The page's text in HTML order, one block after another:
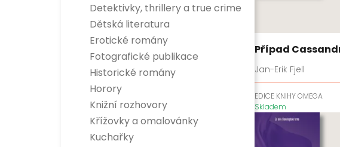
Detektivky, thrillery a true crime
Detektivky
True crime
Thrillery
Dětská literatura
Dětská naučná
Dětská beletrie
Erotické romány
Fotografické publikace
Historické romány
Horory
Knižní rozhovory
Křížovky a omalovánky
Kuchařky
Případ
Jan-Erik Fjell
EDICE KNIHY OMEGA
Skladem